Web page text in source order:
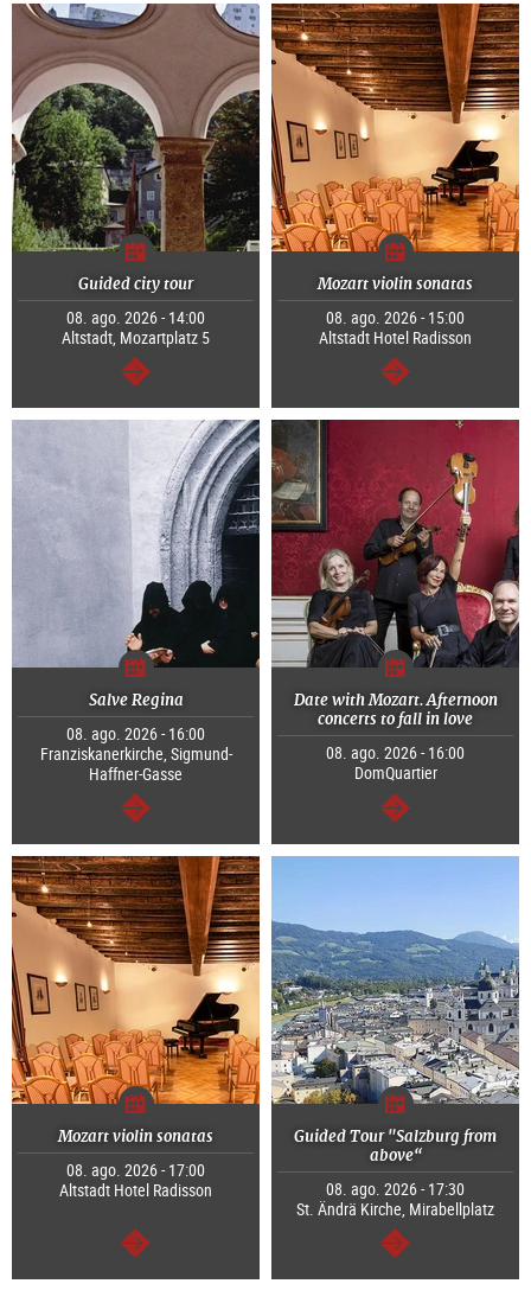
Guided city tour
08. ago. 2026 - 14:00
Altstadt, Mozartplatz 5
continuar
Mozart violin sonatas
08. ago. 2026 - 15:00
Altstadt Hotel Radisson
continuar
Salve Regina
08. ago. 2026 - 16:00
Franziskanerkirche, Sigmund-
Haffner-Gasse
continuar
Date with Mozart. Afternoon
concerts to fall in love
08. ago. 2026 - 16:00
DomQuartier
continuar
Mozart violin sonatas
08. ago. 2026 - 17:00
Altstadt Hotel Radisson
continuar
Guided Tour "Salzburg from
above“
08. ago. 2026 - 17:30
St. Ändrä Kirche, Mirabellplatz
continuar